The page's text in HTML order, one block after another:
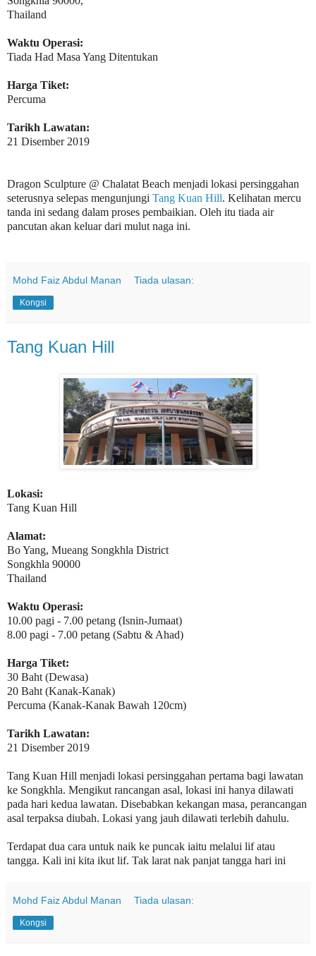
Thailand
Waktu Operasi:
Tiada Had Masa Yang Ditentukan
Harga Tiket:
Percuma
Tarikh Lawatan:
21 Disember 2019
Dragon Sculpture @ Chalatat Beach menjadi lokasi persinggahan
seterusnya selepas mengunjungi Tang Kuan Hill. Kelihatan mercu
tanda ini sedang dalam proses pembaikian. Oleh itu tiada air
pancutan akan keluar dari mulut naga ini.
Mohd Faiz Abdul Manan Tiada ulasan:
Kongsi
Tang Kuan Hill
Lokasi:
Tang Kuan Hill
Alamat:
Bo Yang, Mueang Songkhla District
Songkhla 90000
Thailand
Waktu Operasi:
10.00 pagi - 7.00 petang (Isnin-Jumaat)
8.00 pagi - 7.00 petang (Sabtu & Ahad)
Harga Tiket:
30 Baht (Dewasa)
20 Baht (Kanak-Kanak)
Percuma (Kanak-Kanak Bawah 120cm)
Tarikh Lawatan:
21 Disember 2019
Tang Kuan Hill menjadi lokasi persinggahan pertama bagi lawatan
ke Songkhla. Mengikut rancangan asal, lokasi ini hanya dilawati
pada hari kedua lawatan. Disebabkan kekangan masa, perancangan
asal terpaksa diubah. Lokasi yang jauh dilawati terlebih dahulu.
Terdapat dua cara untuk naik ke puncak iaitu melalui lif atau
tangga. Kali ini kita ikut lif. Tak larat nak panjat tangga hari ini
Mohd Faiz Abdul Manan Tiada ulasan:
Kongsi